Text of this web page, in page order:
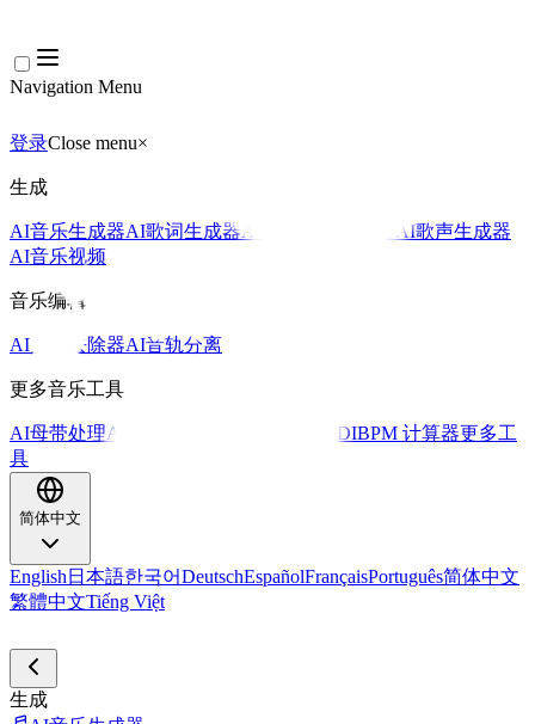
Navigation Menu
登录Close menu×
生成
AI音乐生成器AI歌词生成器AI歌曲翻唱生成器
AI歌声生成器
AI音乐视频
音乐编辑
AI人声去除器AI音轨分离
更多音乐工具
AI母带处理AI MIDI编辑器 AI 音频转MIDIBPM 计算器更多工
具
简体中文
English 日本語한국어DeutschEspañolFrançaisPortuguês简体中文
繁體中文Tiếng Việt
生成